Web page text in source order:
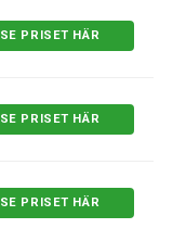
SE PRISET HÄR
SE PRISET HÄR
SE PRISET HÄR